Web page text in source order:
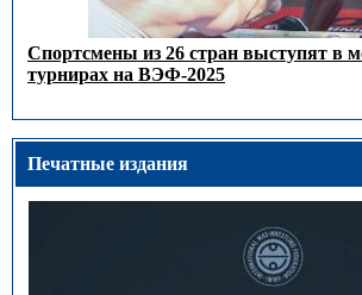
Спортсмены из 26 стран выступят в
турнирах на ВЭФ-2025
Печатные издания